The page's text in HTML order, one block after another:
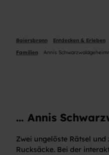
Baiersbronn
Entdecken & Erleben
Familien
Annis
… Annis
Zwei ungelöste Rätsel
Rucksäcke. Bei der